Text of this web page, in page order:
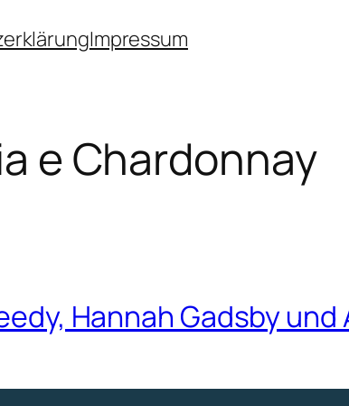
Impressum
e Chardonnay
Hannah Gadsby und